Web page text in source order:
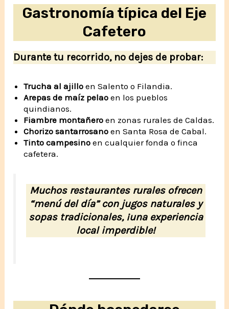
Gastronomía típica del Eje
Cafetero
Durante tu recorrido, no dejes de probar:
Trucha al ajillo en Salento o Filandia.
Arepas de maíz pelao en los pueblos
quindianos.
Fiambre montañero en zonas rurales de Caldas.
Chorizo santarrosano en Santa Rosa de Cabal.
Tinto campesino en cualquier fonda o finca
cafetera.
Muchos restaurantes rurales ofrecen
“menú del día” con jugos naturales y
sopas tradicionales, ¡una experiencia
local imperdible!